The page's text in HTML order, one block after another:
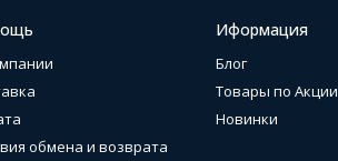
обмена и возврата
Иформация
Блог
Товары по Акции
Новинки